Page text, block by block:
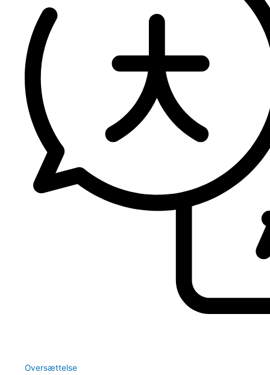
Oversættelse